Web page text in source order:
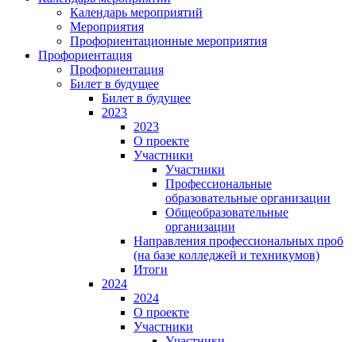
Календарь мероприятий
Мероприятия
Профориентационные мероприятия
Профориентация
Профориентация
Билет в будущее
Билет в будущее
2023
2023
О проекте
Участники
Участники
Профессиональные
образовательные организации
Общеобразовательные
организации
Направления профессиональных проб
(на базе колледжей и техникумов)
Итоги
2024
2024
О проекте
Участники